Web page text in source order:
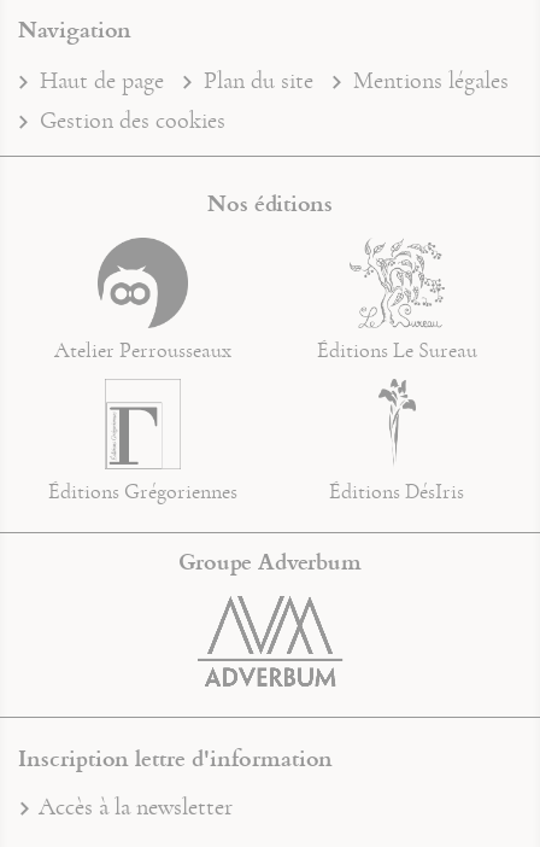
Navigation
Haut de page Plan du site
Mentions légales
Gestion des cookies
Nos éditions
Atelier Perrousseaux Éditions Le Sureau
Éditions Grégoriennes Éditions DésIris
Groupe Adverbum
Inscription lettre d'information
Accès à la newsletter